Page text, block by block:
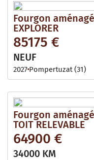
Fourgon aménagé
EXPLORER
85175 €
NEUF
2027 Pompertuzat (31)
Fourgon aménagé
TOIT RELEVABLE
64900 €
34000 KM